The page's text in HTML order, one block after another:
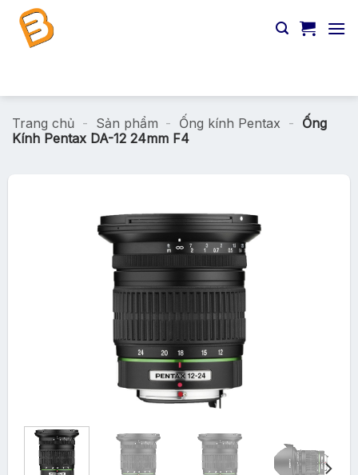
Chuyển
đến
Trang chủ - Sản phẩm - Ống kính Pentax - Ống
Kính Pentax DA-12 24mm F4